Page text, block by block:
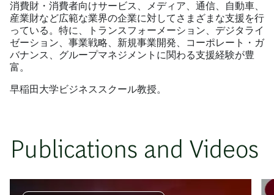
消費財・消費者向けサービス、メディア、通信、自動車、
産業財など広範な業界の企業に対してさまざまな支援を行
っている。特に、トランスフォーメーション、デジタライ
ゼーション、事業戦略、新規事業開発、コーポレート・ガ
バナンス、グループマネジメントに関わる支援経験が豊
富。
早稲田大学ビジネススクール教授。
Publications and Videos